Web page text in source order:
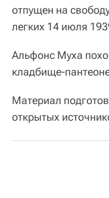
отпущен на
легких 14 июля
Альфонс Муха
Материал
открытых